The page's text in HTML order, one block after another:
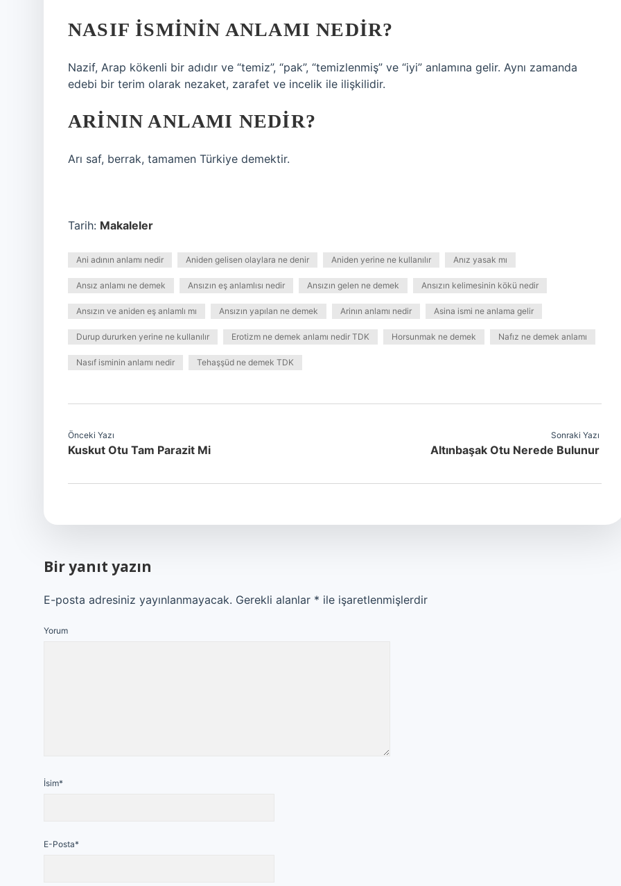
NASIF ISMININ ANLAMI NEDIR?
Nazif, Arap kökenli bir adıdır ve “temiz”, “pak”, “temizlenmiş” ve “iyi” anlamına gelir. Aynı zamanda
edebi bir terim olarak nezaket, zarafet ve incelik ile ilişkilidir.
ARININ ANLAMI NEDIR?
Arı saf, berrak, tamamen Türkiye demektir.
Tarih: Makaleler
Ani adının anlamı nedir Aniden gelisen olaylara ne denir Aniden yerine ne kullanılır Anız yasak mı
Ansız anlamı ne demek Ansızın eş anlamlısı nedir Ansızın gelen ne demek Ansızın kelimesinin kökü nedir
Ansızın ve aniden eş anlamlı mı Ansızın yapılan ne demek Arinın anlamı nedir Asina ismi ne anlama gelir
Durup dururken yerine ne kullanılır Erotizm ne demek anlamı nedir TDK Horsunmak ne demek Nafız ne demek anlamı
Nasıf isminin anlamı nedir Tehaşşüd ne demek TDK
Önceki Yazı
Kuskut Otu Tam Parazit Mi
Sonraki Yazı
Altınbaşak Otu Nerede Bulunur
Bir yanıt yazın
E-posta adresiniz yayınlanmayacak. Gerekli alanlar * ile işaretlenmişlerdir
Yorum
İsim*
E-Posta*